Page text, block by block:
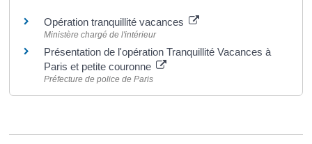
Opération tranquillité vacances
Ministère chargé de l'intérieur
Présentation de l'opération Tranquillité Vacances à
Paris et petite couronne
Préfecture de police de Paris